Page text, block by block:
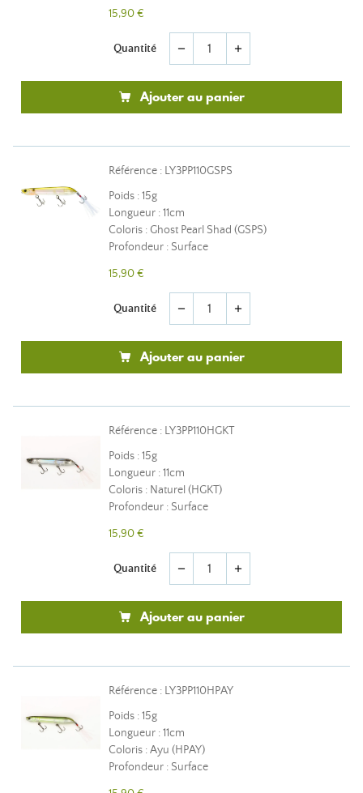
15,90 €
Quantité remove add
Ajouter au panier
Référence : LY3PP110GSPS
Poids : 15g
Longueur : 11cm
Coloris : Ghost Pearl Shad (GSPS)
Profondeur : Surface
15,90 €
Quantité remove add
Ajouter au panier
Référence : LY3PP110HGKT
Poids : 15g
Longueur : 11cm
Coloris : Naturel (HGKT)
Profondeur : Surface
15,90 €
Quantité remove add
Ajouter au panier
Référence : LY3PP110HPAY
Poids : 15g
Longueur : 11cm
Coloris : Ayu (HPAY)
Profondeur : Surface